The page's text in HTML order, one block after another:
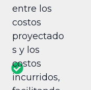
entre los
costos
proyectado
s y los
costos
incurridos,